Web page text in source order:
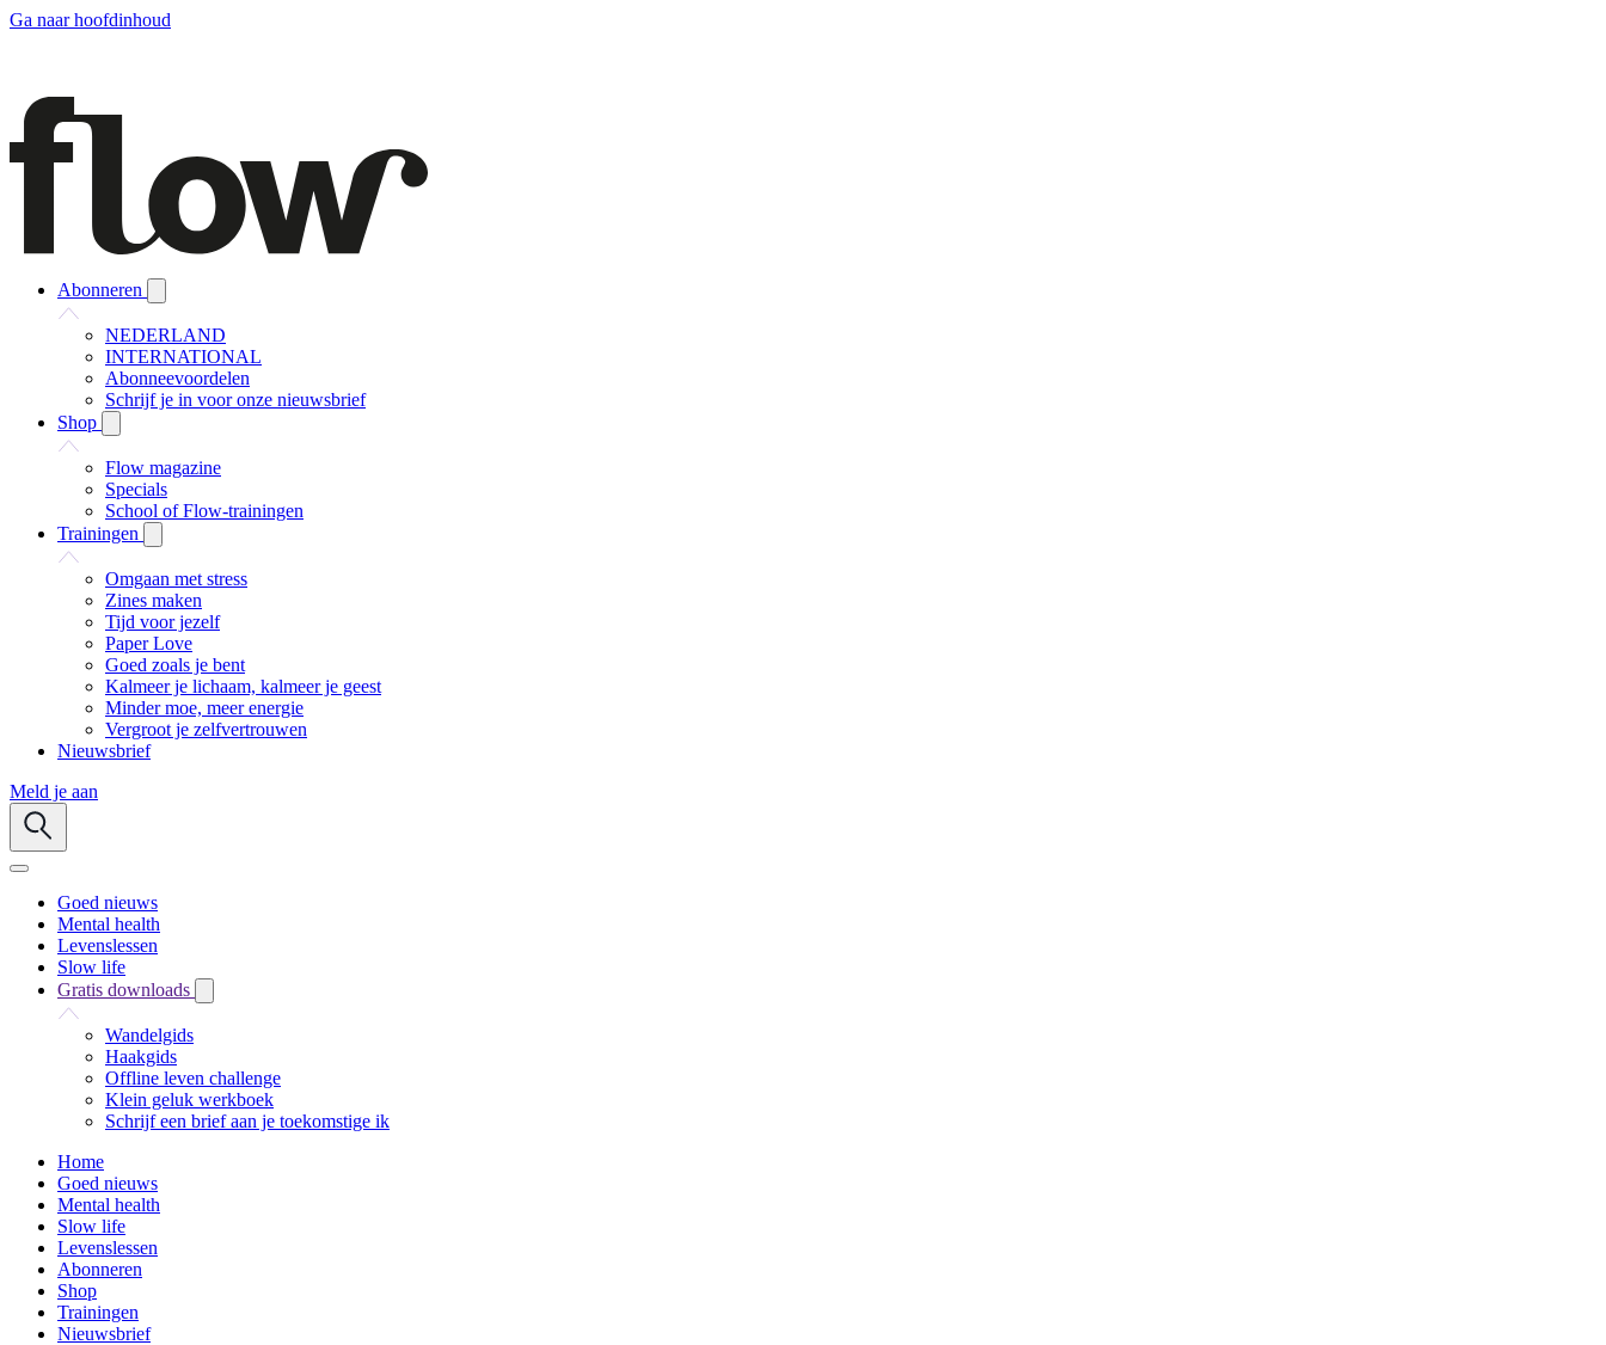
Ga naar hoofdinhoud
Abonneren
NEDERLAND
INTERNATIONAL
Abonneevoordelen
Schrijf je in voor onze nieuwsbrief
Shop
Flow magazine
Specials
School of Flow-trainingen
Trainingen
Omgaan met stress
Zines maken
Tijd voor jezelf
Paper Love
Goed zoals je bent
Kalmeer je lichaam, kalmeer je geest
Minder moe, meer energie
Vergroot je zelfvertrouwen
Nieuwsbrief
Meld je aan
Goed nieuws
Mental health
Levenslessen
Slow life
Gratis downloads
Wandelgids
Haakgids
Offline leven challenge
Klein geluk werkboek
Schrijf een brief aan je toekomstige ik
Home
Goed nieuws
Mental health
Slow life
Levenslessen
Abonneren
Shop
Trainingen
Nieuwsbrief